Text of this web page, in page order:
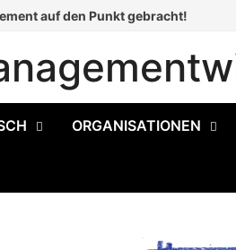
auf den Punkt gebracht!
ORGANISATIONEN